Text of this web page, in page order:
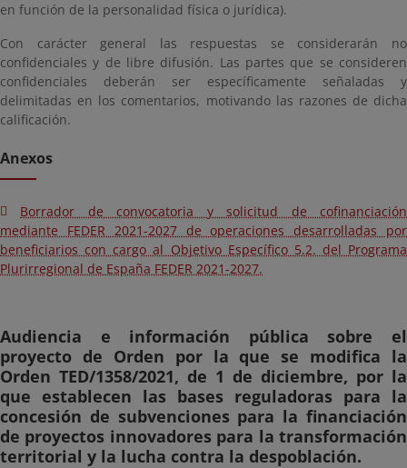
en función de la personalidad física o jurídica).
Con carácter general las respuestas se considerarán no
confidenciales y de libre difusión. Las partes que se consideren
confidenciales deberán ser específicamente señaladas y
delimitadas en los comentarios, motivando las razones de dicha
calificación.
Anexos
Borrador de convocatoria y solicitud de cofinanciación
mediante FEDER 2021-2027 de operaciones desarrolladas por
beneficiarios con cargo al Objetivo Específico 5.2. del Programa
Plurirregional de España FEDER 2021-2027.
Audiencia e información pública sobre el
proyecto de Orden por la que se modifica la
Orden TED/1358/2021, de 1 de diciembre, por la
que establecen las bases reguladoras para la
concesión de subvenciones para la financiación
de proyectos innovadores para la transformación
territorial y la lucha contra la despoblación.